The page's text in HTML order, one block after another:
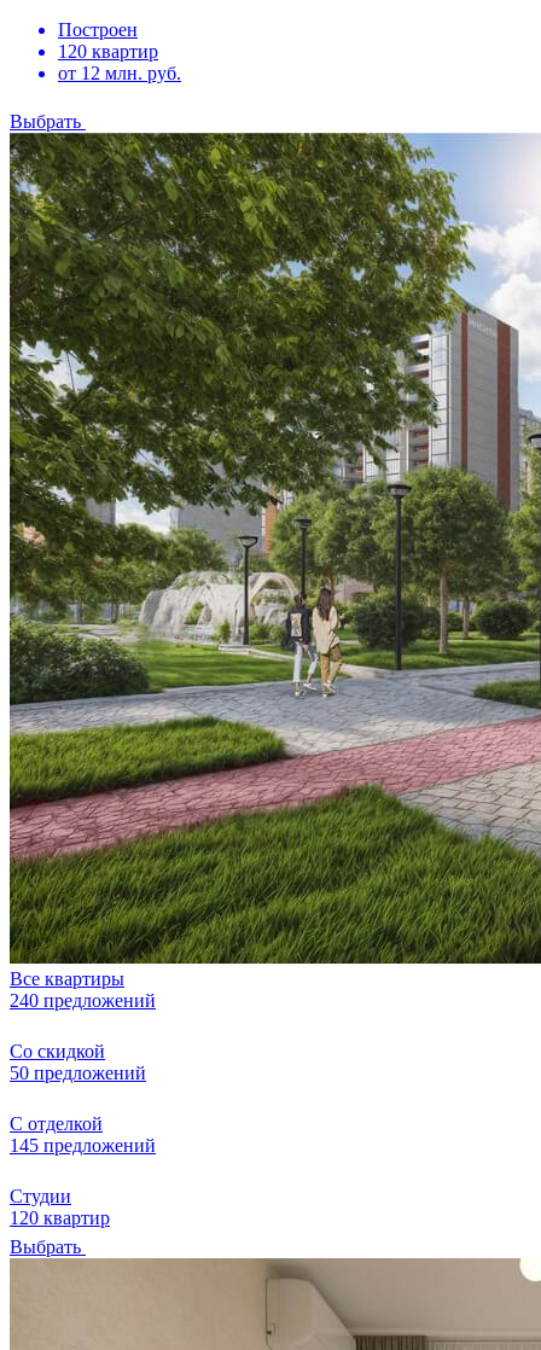
Построен
120 квартир
от 12 млн. руб.
Выбрать
Все квартиры
240 предложений
Со скидкой
50 предложений
С отделкой
145 предложений
Студии
120 квартир
Выбрать